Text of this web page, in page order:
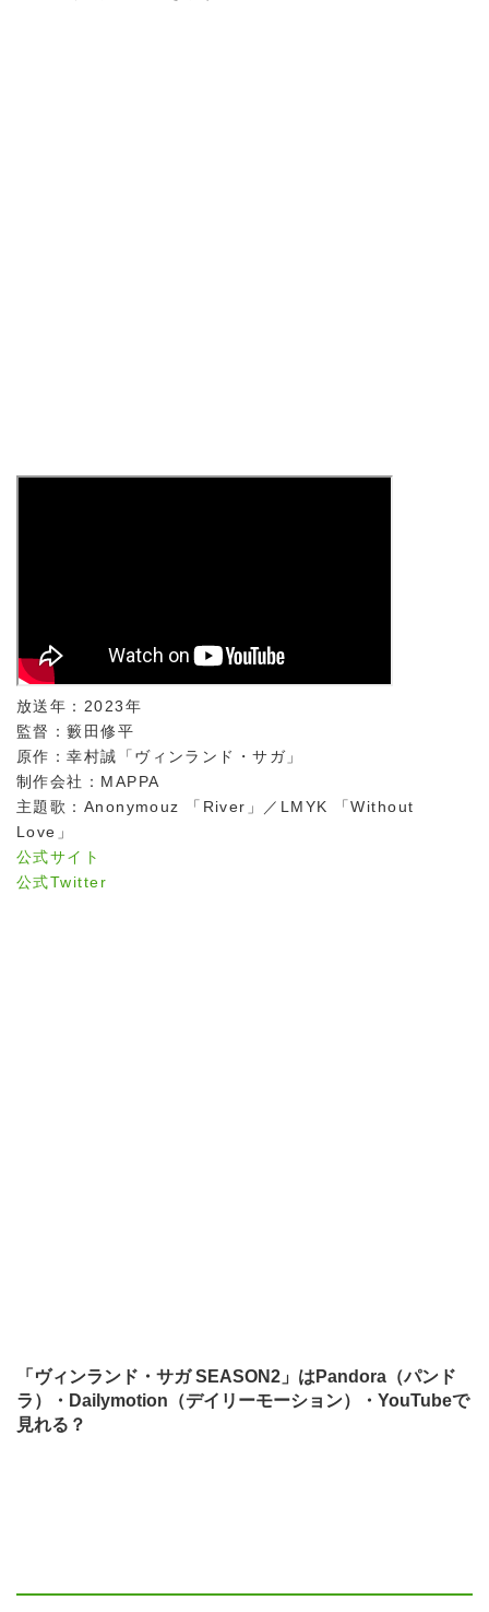
放送年：2023年
監督：籔田修平
原作：幸村誠「ヴィンランド・サガ」
制作会社：MAPPA
主題歌：Anonymouz 「River」／LMYK 「Without
Love」
公式サイト
公式Twitter
「ヴィンランド・サガ SEASON2」はPandora（パンド
ラ）・Dailymotion（デイリーモーション）・YouTubeで
見れる？